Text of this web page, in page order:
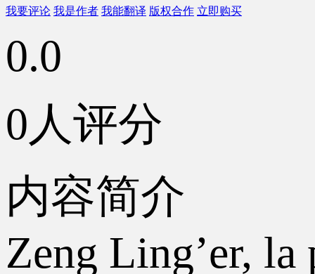
我要评论 我是作者 我能翻译 版权合作 立即购买
0.0
0人评分
内容简介
Zeng Ling’er, la